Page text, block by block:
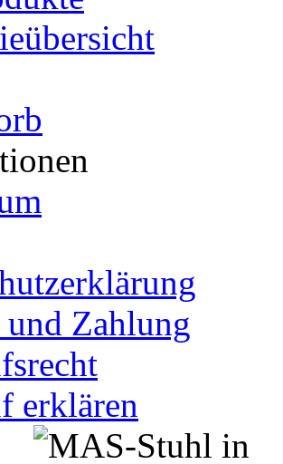
und Zahlung
erklären